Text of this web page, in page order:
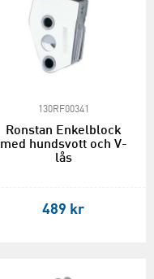
130RF00341
Ronstan Enkelblock
med hundsvott och V-
lås
489 kr